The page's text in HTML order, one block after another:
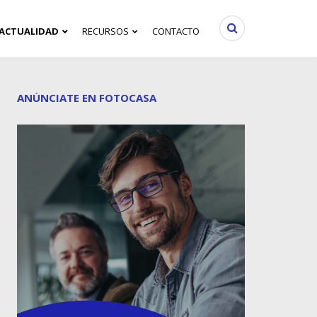
RECURSOS CONTACTO
ANÚNCIATE EN FOTOCASA